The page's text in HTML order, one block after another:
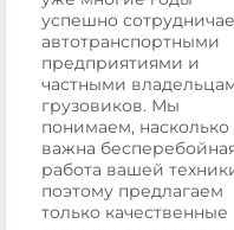
успешно
автотранспортными
предприятиями и
частными
грузовиков. Мы
понимаем, насколько
важна
работа вашей
поэтому предлагаем
только качественные